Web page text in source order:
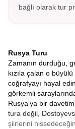
bağlı olarak tur
Rusya Turu
Zamanın durduğu,
kızıla çalan o
coğrafyayı hayal
görkemli
Rusya’ya bir
tura değil,
şiirlerini